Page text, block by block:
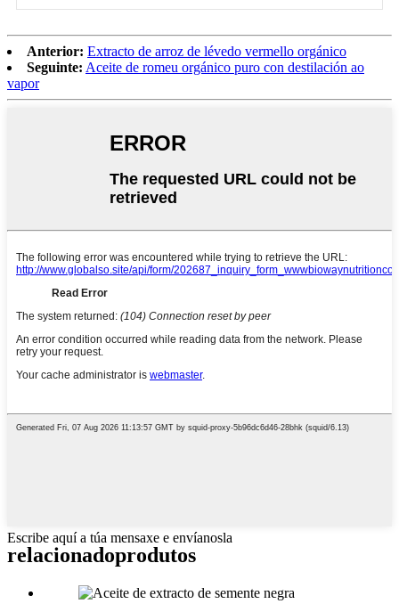
Anterior: Extracto de arroz de lévedo vermello orgánico
Seguinte: Aceite de romeu orgánico puro con destilación ao
vapor
Escribe aquí a túa mensaxe e envíanosla
relacionadoprodutos